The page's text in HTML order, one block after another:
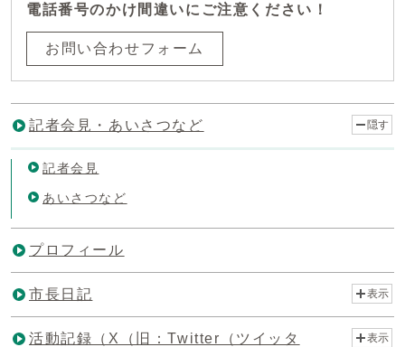
電話番号のかけ間違いにご注意ください！
お問い合わせフォーム
記者会見・あいさつなど 隠す
記者会見
あいさつなど
プロフィール
市長日記 表示
活動記録（X（旧：Twitter（ツイッタ
表示